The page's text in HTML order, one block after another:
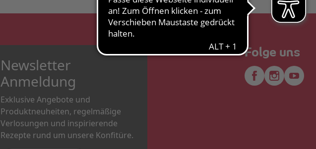
Newsletter
Anmeldung
Exklusive Angebote und
Produktneuheiten, regelmäßige
Verlosungen und inspirierende
Rezepte rund um unsere Konfitüre.
Folge uns